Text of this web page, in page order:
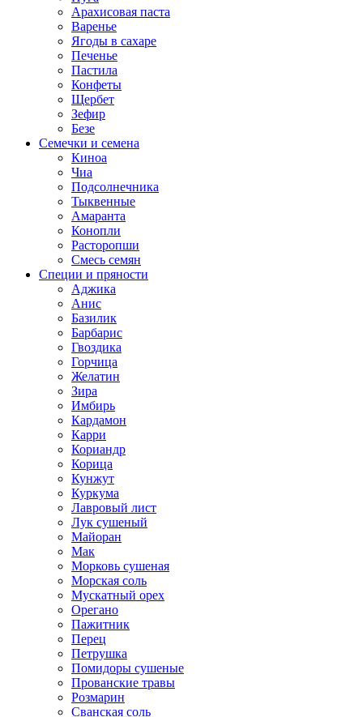
Арахисовая паста
Варенье
Ягоды в сахаре
Печенье
Пастила
Конфеты
Щербет
Зефир
Безе
Семечки и семена
Киноа
Чиа
Подсолнечника
Тыквенные
Амаранта
Конопли
Расторопши
Смесь семян
Специи и пряности
Аджика
Анис
Базилик
Барбарис
Гвоздика
Горчица
Желатин
Зира
Имбирь
Кардамон
Карри
Кориандр
Корица
Кунжут
Куркума
Лавровый лист
Лук сушеный
Майоран
Мак
Морковь сушеная
Морская соль
Мускатный орех
Орегано
Пажитник
Перец
Петрушка
Помидоры сушеные
Прованские травы
Розмарин
Сванская соль